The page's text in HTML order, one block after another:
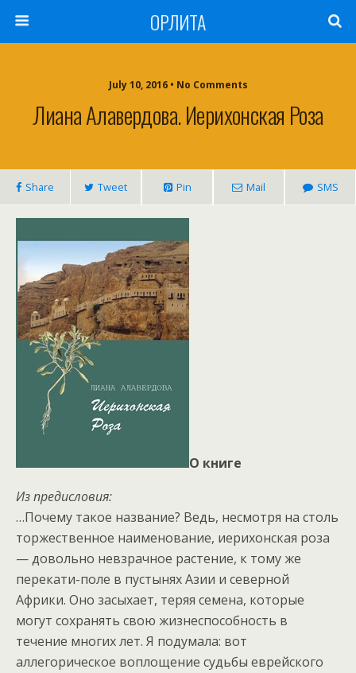
ОРЛИТА
July 10, 2016 • No Comments
Лиана Алавердова. Иерихонская Роза
Share Tweet Pin Mail SMS
О книге
Из предисловия:
…Почему такое название? Ведь, несмотря на столь
торжественное наименование, иерихонская роза
— ​довольно невзрачное растение, к тому же
перекати-поле в пустынях Азии и северной
Африки. Оно засыхает, теряя семена, которые
могут сохранять свою жизнеспособность в
течение многих лет. Я подумала: вот
аллегорическое воплощение судьбы еврейского